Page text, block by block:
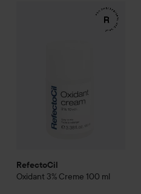
(10 vol.)
RefectoCil
Oxidant 3% Creme 100 ml
Oxidant 3% Creme